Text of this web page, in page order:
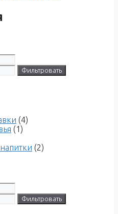
Фильтровать
(4)
(1)
(2)
Фильтровать